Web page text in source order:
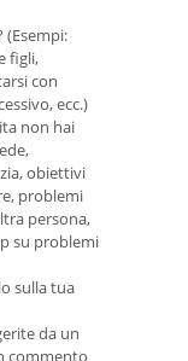
(Esempi:
figli,
con
ecc.)
non hai
obiettivi
problemi
persona,
su problemi
sulla tua
da un
commento